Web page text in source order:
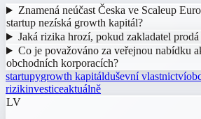
Znamená neúčast Česka ve Scaleup
startup nezíská growth kapitál?
Jaká rizika hrozí, pokud zakladatel
Co je považováno za veřejnou nabídku
obchodních korporacích?
startupygrowth kapitálduševní vlastnictví
rizikinvesticeaktuálně
LV